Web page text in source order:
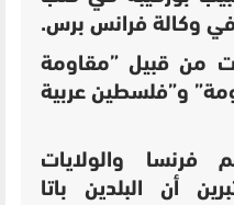
وكالة فرانس برس.
من قبيل ”مقاومة
و”فلسطين عربية
فرنسا والولايات
أن البلدين باتا